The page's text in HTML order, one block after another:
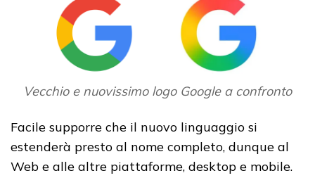
Vecchio e nuovissimo logo Google a confronto
Facile supporre che il nuovo linguaggio si
estenderà presto al nome completo, dunque al
Web e alle altre piattaforme, desktop e mobile.